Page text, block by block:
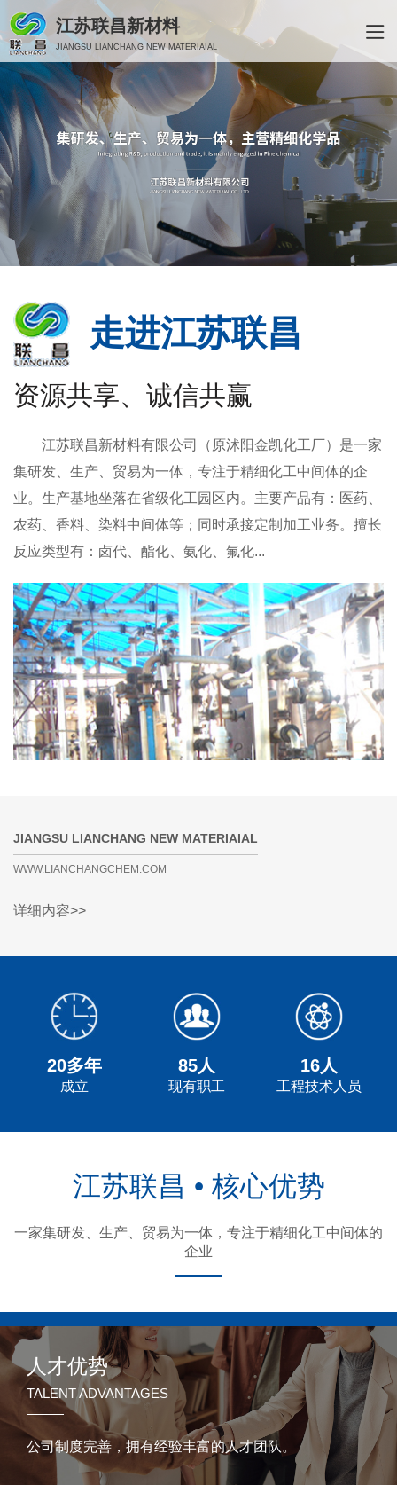
江苏联昌新材料
JIANGSU LIANCHANG NEW MATERIAIAL
走进江苏联昌
资源共享、诚信共赢
江苏联昌新材料有限公司
（原沭阳金凯化工厂）是一家
集研发、生产、贸易为一体，专注于精细化工中间体的企
业。生产基地坐落在省级化工园区内。主要产品有：医药、
农药、香料、染料中间体等；同时承接定制加工业务。擅长
反应类型有：卤代、酯化、氨化、氟化...
JIANGSU LIANCHANG NEW MATERIAIAL
WWW.LIANCHANGCHEM.COM
详细内容>>
20多年
成立
85人
现有职工
16人
工程技术人员
江苏联昌 • 核心优势
一家集研发、生产、贸易为一体，专注于精细化工中间体的
企业
人才优势
TALENT ADVANTAGES
公司制度完善，拥有经验丰富的人才团队。